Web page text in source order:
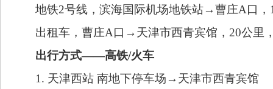
地铁2号线，滨海国际机场地铁站→曹庄A口，
出租车，曹庄A口→天津市西青宾馆，20公里
出行方式——高铁/火车
1. 天津西站 南地下停车场→天津市西青宾馆